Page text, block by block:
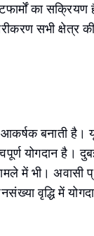
का
सभी क्षेत्र
आकर्षक बनाती
योगदान है।
में भी। अवासी
वृद्धि में